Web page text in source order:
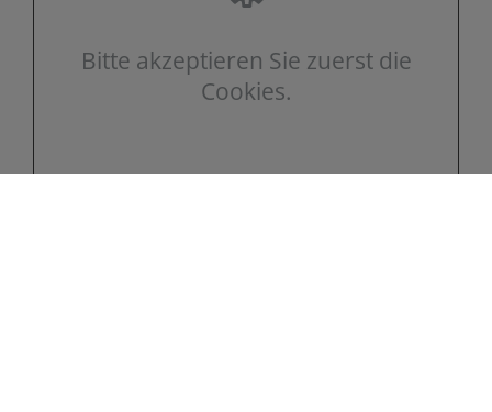
Bitte akzeptieren Sie zuerst die
Cookies.